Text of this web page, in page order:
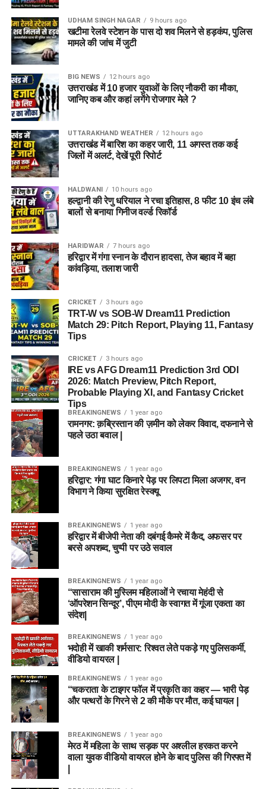
UDHAM SINGH NAGAR 9 hours ago
खटीमा रेलवे स्टेशन के पास दो शव मिलने से हड़कंप, पुलिस
मामले की जांच में जुटी
BIG NEWS 12 hours ago
उत्तराखंड में 10 हजार युवाओं के लिए नौकरी का मौका,
जानिए कब और कहां लगेंगे रोजगार मेले ?
UTTARAKHAND WEATHER 12 hours ago
उत्तराखंड में बारिश का कहर जारी, 11 अगस्त तक कई
जिलों में अलर्ट, देखें पूरी रिपोर्ट
HALDWANI 10 hours ago
हल्द्वानी की रेणु धरियाल ने रचा इतिहास, 8 फीट 10 इंच लंबे
बालों से बनाया गिनीज वर्ल्ड रिकॉर्ड
HARIDWAR 7 hours ago
हरिद्वार में गंगा स्नान के दौरान हादसा, तेज बहाव में बहा
कांवड़िया, तलाश जारी
CRICKET 3 hours ago
TRT-W vs SOB-W Dream11 Prediction
Match 29: Pitch Report, Playing 11, Fantasy
Tips
CRICKET 3 hours ago
IRE vs AFG Dream11 Prediction 3rd ODI
2026: Match Preview, Pitch Report,
Probable Playing XI, and Fantasy Cricket
Tips
BREAKINGNEWS 1 year ago
रामनगर: क़ब्रिस्तान की ज़मीन को लेकर विवाद, दफनाने से
पहले उठा बवाल |
BREAKINGNEWS 1 year ago
हरिद्वार: गंगा घाट किनारे पेड़ पर लिपटा मिला अजगर, वन
विभाग ने किया सुरक्षित रेस्क्यू
BREAKINGNEWS 1 year ago
हरिद्वार में बीजेपी नेता की दबंगई कैमरे में कैद, अफसर पर
बरसे अपशब्द, चुप्पी पर उठे सवाल
BREAKINGNEWS 1 year ago
“सासाराम की मुस्लिम महिलाओं ने रचाया मेहंदी से
‘ऑपरेशन सिन्दूर’, पीएम मोदी के स्वागत में गूंजा एकता का
संदेश|
BREAKINGNEWS 1 year ago
भदोही में खाकी शर्मसार: रिश्वत लेते पकड़े गए पुलिसकर्मी,
वीडियो वायरल |
BREAKINGNEWS 1 year ago
“चकराता के टाइगर फॉल में प्रकृति का कहर — भारी पेड़
और पत्थरों के गिरने से 2 की मौके पर मौत, कई घायल |
BREAKINGNEWS 1 year ago
मेरठ में महिला के साथ सड़क पर अश्लील हरकत करने
वाला युवक वीडियो वायरल होने के बाद पुलिस की गिरफ्त में